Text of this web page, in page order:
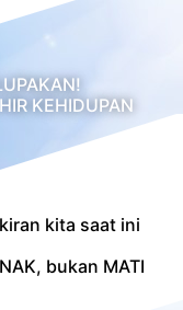
KEHIDUPAN
kita saat ini
bukan MATI